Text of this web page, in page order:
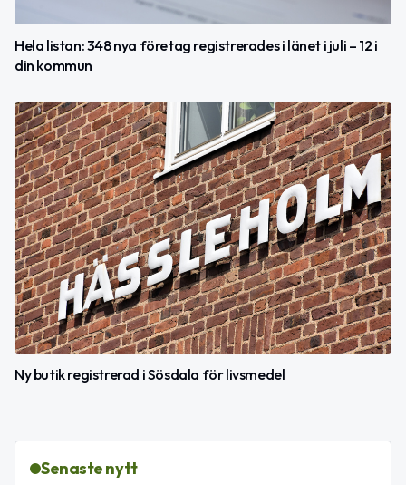
Hela listan: 348 nya företag registrerades i länet i juli – 12 i
din kommun
Ny butik registrerad i Sösdala för livsmedel
Senaste nytt